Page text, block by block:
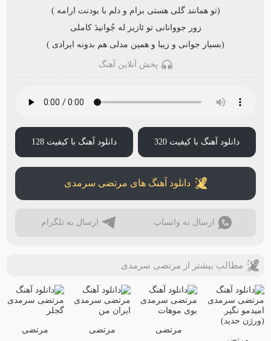
(تو همانند گلی هستی برام و دلم با بودنت ارامه )
زور جووانانی تو ئازیز له جُوانیدَ کاملی
(بسیار جوانی و زیبا و همین مدلی هم بدونه ایرادی )
پخش آنلاین آهنگ
دانلود آهنگ با کیفیت 320 دانلود آهنگ با کیفیت 128
دانلود آهنگ های مرتضی سرمدی
ارسال به واتساپ ارسال به تلگرام
مطالب بیشتر از مرتضی سرمدی
مرتضی مرتضی مرتضی